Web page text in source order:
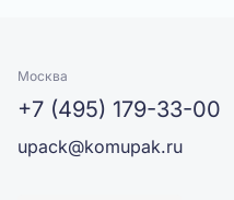
Москва
+7 (495) 179-33-00
upack@komupak.ru